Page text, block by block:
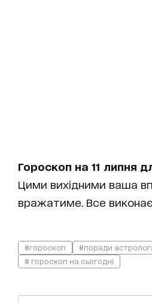
Гороскоп на 11 липня
Цими вихідними ваша
вражатиме. Все
#гороскоп
#поради
# гороскоп на сьогодні